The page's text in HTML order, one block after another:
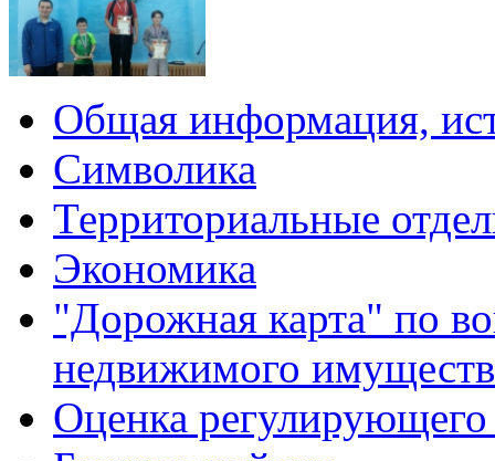
Общая информация,
Символика
Территориальные
Экономика
"Дорожная карта" по
недвижимого
Оценка регулирующего